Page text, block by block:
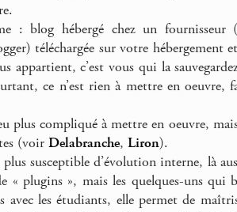
: blog hébergé chez un fournisseur
téléchargée sur votre
appartient, c’est vous qui la
ce n’est rien à mettre en oeuvre,
plus compliqué à mettre en oeuvre,
(voir Delabranche, Liron).
susceptible d’évolution interne, là
« plugins », mais les quelques-uns
avec les étudiants, elle permet de